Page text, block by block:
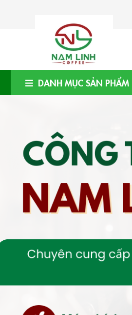
DANH MỤC SẢN PHẨM